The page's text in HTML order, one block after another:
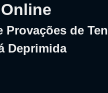
Provações de
Deprimida